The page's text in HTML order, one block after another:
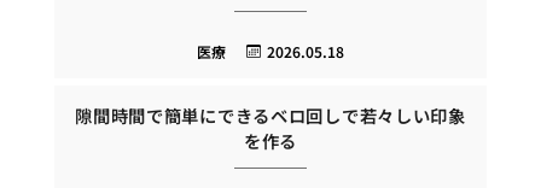
2026.05.18
医療
隙間時間で簡単にできるベロ回しで若々しい印象
を作る